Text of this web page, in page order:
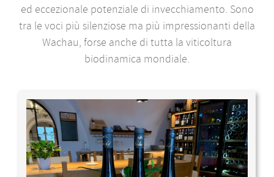
ed eccezionale potenziale di invecchiamento. Sono
tra le voci più silenziose ma più impressionanti della
Wachau, forse anche di tutta la viticoltura
biodinamica mondiale.